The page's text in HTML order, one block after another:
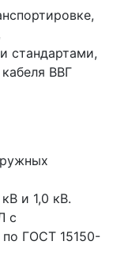
стандартами,
ВВГ
и 1,0 кВ.
с
ГОСТ 15150-